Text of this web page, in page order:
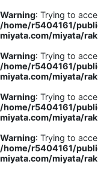
Warning: Trying to
/home/r5404161/
miyata.com/miyata/
Warning: Trying to
/home/r5404161/
miyata.com/miyata/
Warning: Trying to
/home/r5404161/
miyata.com/miyata/
Warning: Trying to
/home/r5404161/
miyata.com/miyata/